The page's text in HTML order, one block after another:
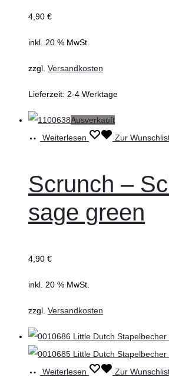
4,90 €
inkl. 20 % MwSt.
zzgl. Versandkosten
Lieferzeit: 2-4 Werktage
Ausverkauft
Weiterlesen
Zur
Scrunch –
sage green
4,90 €
inkl. 20 % MwSt.
zzgl. Versandkosten
Weiterlesen
Zur